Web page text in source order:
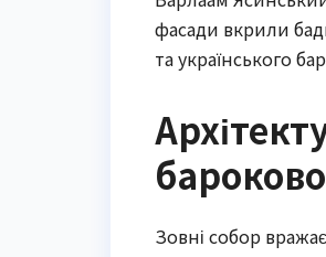
фасади вкрили
та українського
Зовні собор